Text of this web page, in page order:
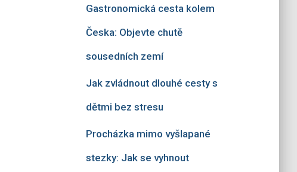
Gastronomická cesta kolem
Česka: Objevte chutě
sousedních zemí
Jak zvládnout dlouhé cesty s
dětmi bez stresu
Procházka mimo vyšlapané
stezky: Jak se vyhnout